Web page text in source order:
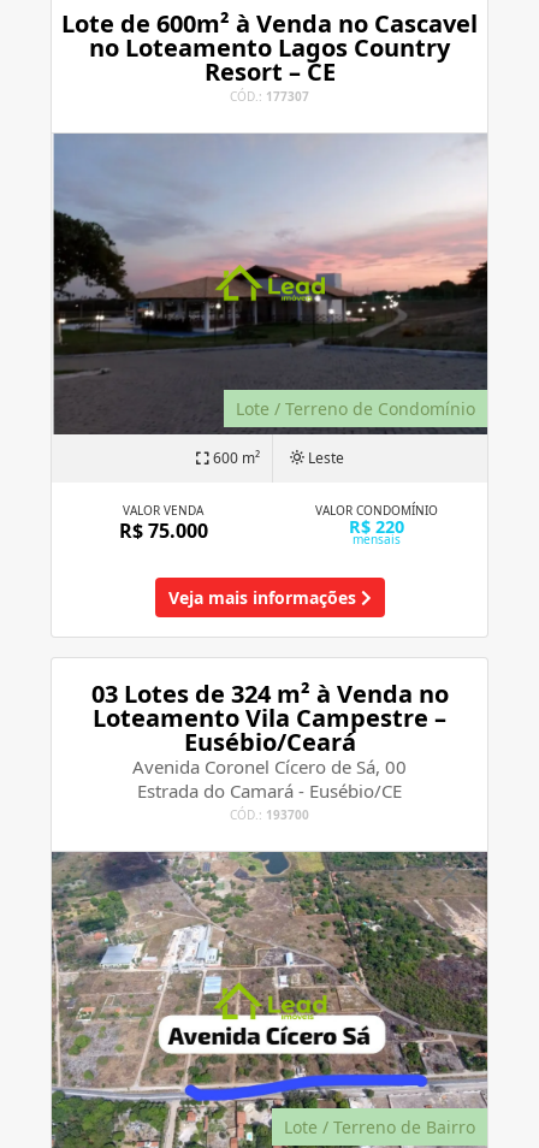
Lote de 600m² à Venda no Cascavel
no Loteamento Lagos Country
Resort – CE
CÓD.: 177307
Lote / Terreno de Condomínio
600 m² Leste
VALOR VENDA
R$ 75.000
VALOR CONDOMÍNIO
R$ 220
mensais
Veja mais informações
03 Lotes de 324 m² à Venda no
Loteamento Vila Campestre –
Eusébio/Ceará
Avenida Coronel Cícero de Sá, 00
Estrada do Camará - Eusébio/CE
CÓD.: 193700
Lote / Terreno de Bairro